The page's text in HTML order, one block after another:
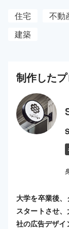
住宅 不動
建築
制作した
大学を卒業後
スタートさせ
社の広告デザ